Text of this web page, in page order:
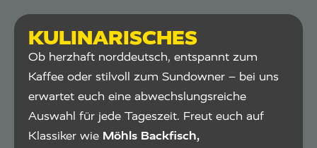
KULINARISCHES
Ob herzhaft norddeutsch, entspannt zum
Kaffee oder stilvoll zum Sundowner – bei uns
erwartet euch eine abwechslungsreiche
Auswahl für jede Tageszeit. Freut euch auf
Klassiker wie Möhls Backfisch,